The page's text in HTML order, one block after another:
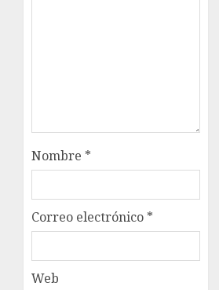
Nombre *
Correo electrónico *
Web